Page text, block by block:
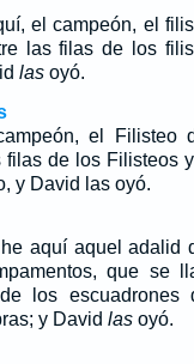
el campeón, el
las filas de los
lasoyó.
el Filisteo
filas de los Filisteos
y David las oyó.
aquí aquel adalid
que se
los escuadrones
y David lasoyó.